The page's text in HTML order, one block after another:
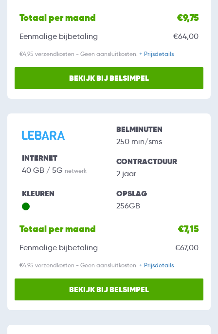
Totaal per maand €9,75
Eenmalige bijbetaling €64,00
€4,95 verzendkosten - Geen aansluitkosten. + Prijsdetails
BEKIJK BIJ BELSIMPEL
INTERNET
40 GB / 5G netwerk
BELMINUTEN
250 min/sms
CONTRACTDUUR
2 jaar
KLEUREN OPSLAG
256GB
Totaal per maand €7,15
Eenmalige bijbetaling €67,00
€4,95 verzendkosten - Geen aansluitkosten. + Prijsdetails
BEKIJK BIJ BELSIMPEL